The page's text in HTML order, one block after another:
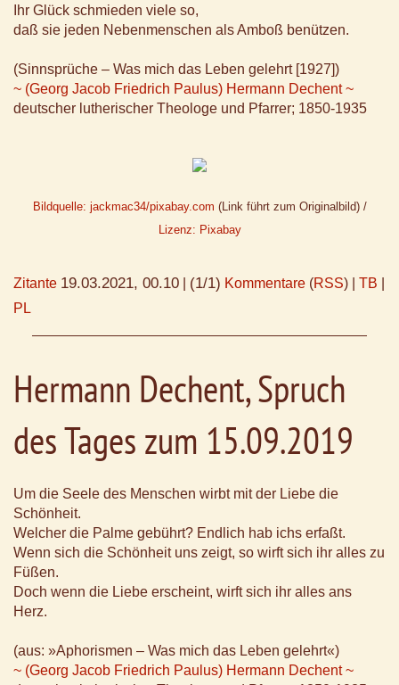
Ihr Glück schmieden viele so,
daß sie jeden Nebenmenschen als Amboß benützen.
(Sinnsprüche – Was mich das Leben gelehrt [1927])
~ (Georg Jacob Friedrich Paulus) Hermann Dechent ~
deutscher lutherischer Theologe und Pfarrer; 1850-1935
Bildquelle: jackmac34/pixabay.com (Link führt zum Originalbild) /
Lizenz: Pixabay
Zitante 19.03.2021, 00.10 (1/1) Kommentare (RSS) | TB
PL
Hermann Dechent, Spruch
des Tages zum 15.09.2019
Um die Seele des Menschen wirbt mit der Liebe die
Schönheit.
Welcher die Palme gebührt? Endlich hab ichs erfaßt.
Wenn sich die Schönheit uns zeigt, so wirft sich ihr alles zu
Füßen.
Doch wenn die Liebe erscheint, wirft sich ihr alles ans
Herz.
(aus: »Aphorismen – Was mich das Leben gelehrt«)
~ (Georg Jacob Friedrich Paulus) Hermann Dechent ~